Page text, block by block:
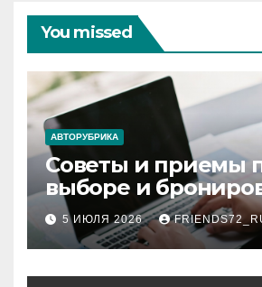
You missed
АВТОРУБРИКА
Советы и приемы
выборе и
авиабилетов
5 ИЮЛЯ 2026